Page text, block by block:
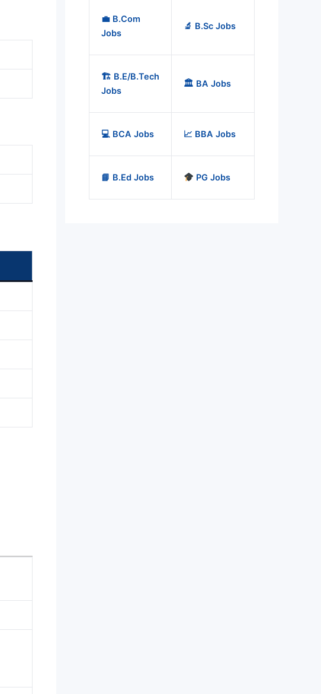
💼 B.Com
Jobs
🔬 B.Sc Jobs
🏗️ B.E/B.Tech
Jobs
🏛️ BA Jobs
💻 BCA Jobs 📈 BBA Jobs
📘 B.Ed Jobs PG Jobs